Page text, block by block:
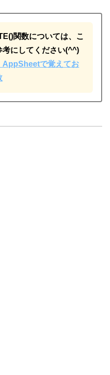
関数については、こ
考にしてください(^^)
AppSheetで覚えてお